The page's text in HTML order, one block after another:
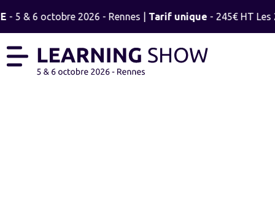
- 5 & 6 octobre 2026 - Rennes | Tarif unique- 245€ HT Les